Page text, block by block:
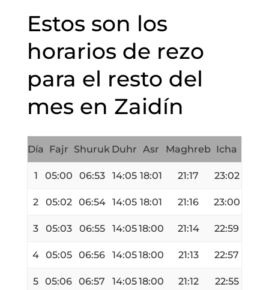
Estos son los
horarios de rezo
para el resto del
mes en Zaidín
Día Fajr Shuruk Duhr Asr Maghreb Icha
1 05:00 06:53 14:05 18:01 21:17 23:02
2 05:02 06:54 14:05 18:01 21:16 23:00
3 05:03 06:55 14:0518:00 21:14 22:59
4 05:05 06:56 14:0518:00 21:13 22:57
5 05:06 06:57 14:0518:00 21:12 22:55